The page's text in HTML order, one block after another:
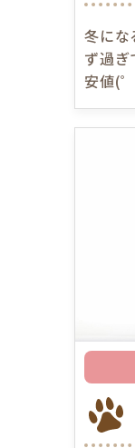
冬にな
ず過
安値(゜